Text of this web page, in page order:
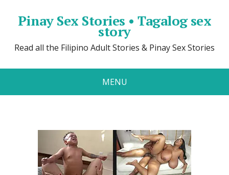
Pinay Sex Stories • Tagalog sex
story
Read all the Filipino Adult Stories & Pinay Sex Stories
MENU